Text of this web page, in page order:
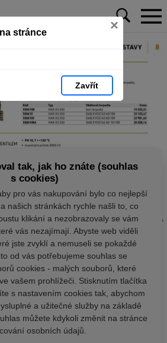
stránce ×
Zavřít
tak, jak ho znáte (souhlas
s cookies)
pro vás nakupování bylo co nejlepší
našich stránkách rychle našli to, co
klikání a nezobrazovaly se vám
vás nezajímají. Abyste web viděli
jste zvyklí a nemuseli se pokaždé
od vás potřebujeme souhlas se
cookies - malých souborů, které
vašem prohlížeči. Stisknutím tlačítka
s nastavením cookies tak, abychom
a užitečné služby na základě
můžete kdykoli změnit na stránce
osobních údajů.